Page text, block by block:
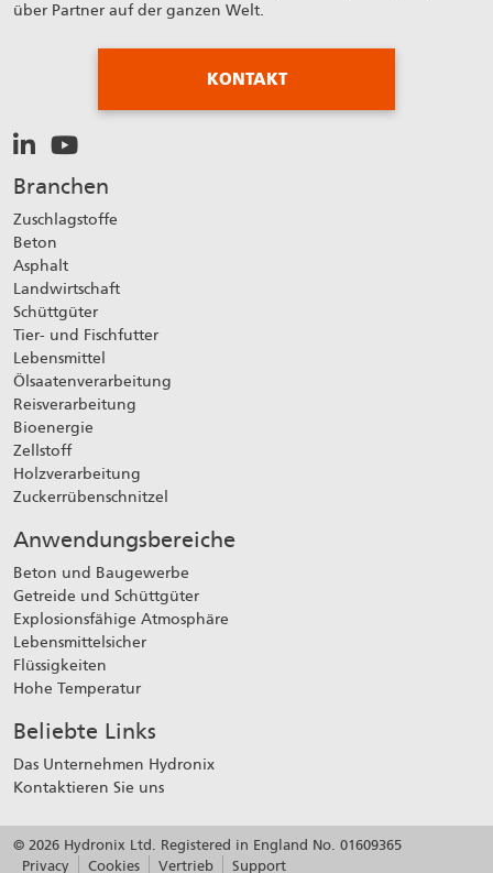
über Partner auf der ganzen Welt.
KONTAKT
Branchen
Zuschlagstoffe
Beton
Asphalt
Landwirtschaft
Schüttgüter
Tier- und Fischfutter
Lebensmittel
Ölsaatenverarbeitung
Reisverarbeitung
Bioenergie
Zellstoff
Holzverarbeitung
Zuckerrübenschnitzel
Anwendungsbereiche
Beton und Baugewerbe
Getreide und Schüttgüter
Explosionsfähige Atmosphäre
Lebensmittelsicher
Flüssigkeiten
Hohe Temperatur
Beliebte Links
Das Unternehmen Hydronix
Kontaktieren Sie uns
© 2026 Hydronix Ltd. Registered in England No. 01609365
Privacy
Cookies Vertrieb Support